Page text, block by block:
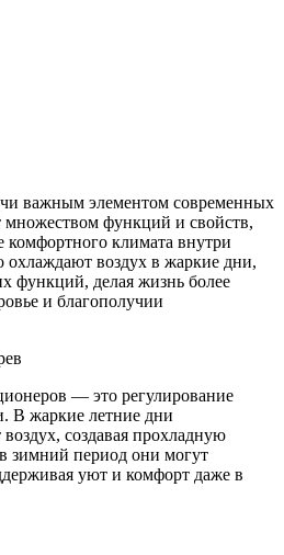
важным элементом современных
функций и свойств,
комфортного климата внутри
воздух в жаркие дни,
функций, делая жизнь более
и благополучии
— это регулирование
В жаркие летние дни
создавая прохладную
зимний период они могут
уют и комфорт даже в